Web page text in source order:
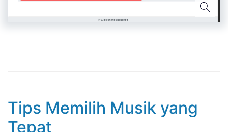
Tips Memilih Musik yang
Tepat